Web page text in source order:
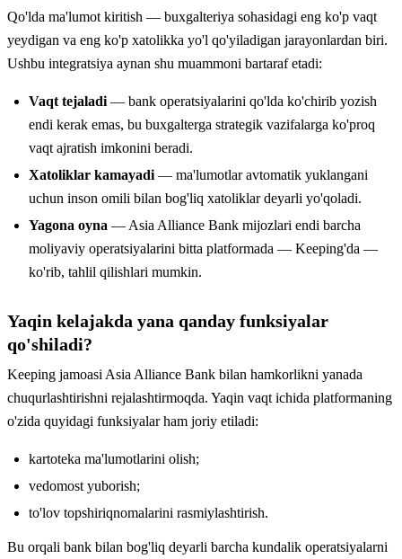
Qo'lda ma'lumot kiritish — buxgalteriya sohasidagi eng ko'p vaqt
yeydigan va eng ko'p xatolikka yo'l qo'yiladigan jarayonlardan biri.
Ushbu integratsiya aynan shu muammoni bartaraf etadi:
Vaqt tejaladi — bank operatsiyalarini qo'lda ko'chirib yozish
endi kerak emas, bu buxgalterga strategik vazifalarga ko'proq
vaqt ajratish imkonini beradi.
Xatoliklar kamayadi — ma'lumotlar avtomatik yuklangani
uchun inson omili bilan bog'liq xatoliklar deyarli yo'qoladi.
Yagona oyna — Asia Alliance Bank mijozlari endi barcha
moliyaviy operatsiyalarini bitta platformada — Keeping'da —
ko'rib, tahlil qilishlari mumkin.
Yaqin kelajakda yana qanday funksiyalar
qo'shiladi?
Keeping jamoasi Asia Alliance Bank bilan hamkorlikni yanada
chuqurlashtirishni rejalashtirmoqda. Yaqin vaqt ichida platformaning
o'zida quyidagi funksiyalar ham joriy etiladi:
kartoteka ma'lumotlarini olish;
vedomost yuborish;
to'lov topshiriqnomalarini rasmiylashtirish.
Bu orqali bank bilan bog'liq deyarli barcha kundalik operatsiyalarni